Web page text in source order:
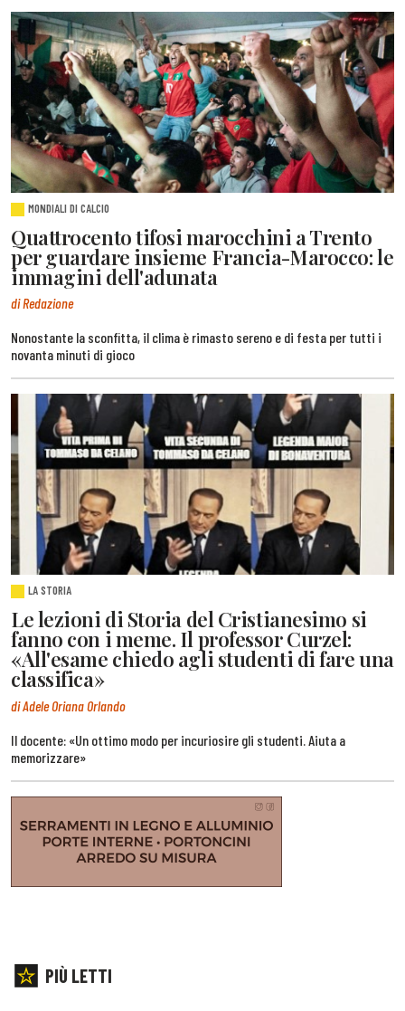
MONDIALI DI CALCIO
Quattrocento tifosi marocchini a Trento
per guardare insieme Francia-Marocco: le
immagini dell'adunata
di Redazione
Nonostante la sconfitta, il clima è rimasto sereno e di festa per tutti i
novanta minuti di gioco
LA STORIA
Le lezioni di Storia del Cristianesimo si
fanno con i meme. Il professor Curzel:
«All'esame chiedo agli studenti di fare una
classifica»
di Adele Oriana Orlando
Il docente: «Un ottimo modo per incuriosire gli studenti. Aiuta a
memorizzare»
PIÙ LETTI